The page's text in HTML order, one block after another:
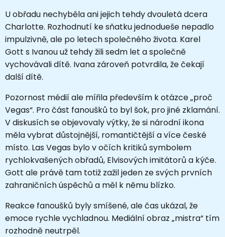
U obřadu nechyběla ani jejich tehdy dvouletá dcera
Charlotte. Rozhodnutí ke sňatku jednodueše nepadlo
impulzivně, ale po letech společného života. Karel
Gott s Ivanou už tehdy žili sedm let a společně
vychovávali dítě. Ivana zároveň potvrdila, že čekají
další dítě.
Pozornost médií ale mířila především k otázce „proč
Vegas“. Pro část fanoušků to byl šok, pro jiné zklamání.
V diskusích se objevovaly výtky, že si národní ikona
měla vybrat důstojnější, romantičtější a více české
místo. Las Vegas bylo v očích kritiků symbolem
rychlokvašených obřadů, Elvisových imitátorů a kýče.
Gott ale právě tam totiž zažil jeden ze svých prvních
zahraničních úspěchů a měl k němu blízko.
Reakce fanoušků byly smíšené, ale čas ukázal, že
emoce rychle vychladnou. Mediální obraz „mistra“ tím
rozhodně neutrpěl.